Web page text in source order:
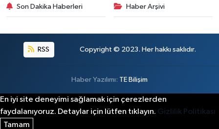
Son Dakika Haberleri Haber Arşivi
RSS Copyright © 2023. Her hakkı saklıdır.
Haber Yazılımı: TE Bilişim
En iyi site deneyimi sağlamak için çerezlerden
faydalanıyoruz. Detaylar için lütfen tıklayın. Gizlilik Politikası
Tamam